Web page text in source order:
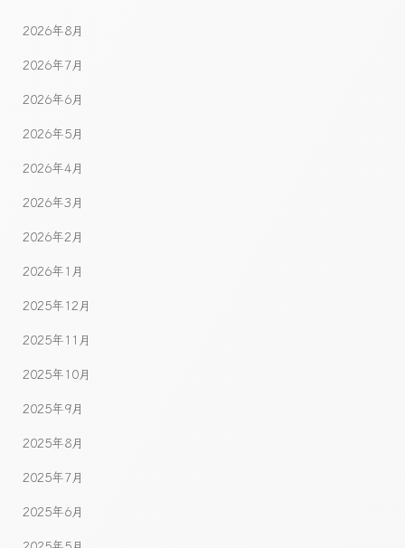
2026年8月
2026年7月
2026年6月
2026年5月
2026年4月
2026年3月
2026年2月
2026年1月
2025年12月
2025年11月
2025年10月
2025年9月
2025年8月
2025年7月
2025年6月